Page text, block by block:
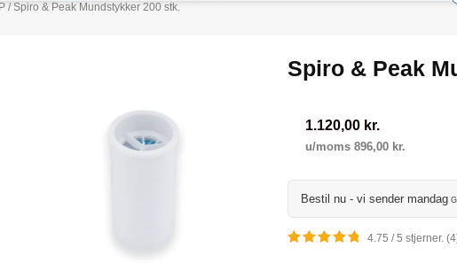
/ Spiro & Peak Mundstykker 200 stk.
Spiro & Peak
1.120,00 kr.
u/moms 896,00 kr.
Bestil nu - vi sender mandag
4.75 / 5 stjerner.